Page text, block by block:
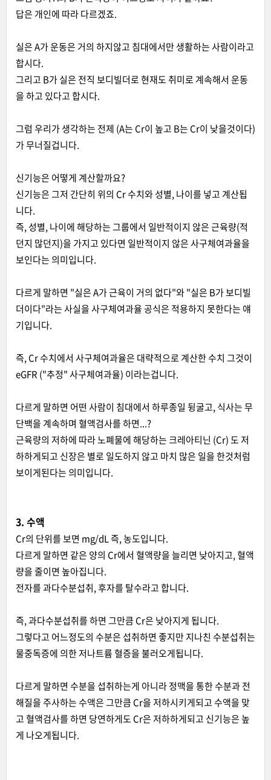
답은 개인에 따라 다르겠죠.
실은 A가 운동은 거의 하지않고 침대에서만 생활하는 사람이라고
합시다.
그리고 B가 실은 전직 보디빌더로 현재도 취미로 계속해서 운동
을 하고 있다고 합시다.
그럼 우리가 생각하는 전제 (A는 Cr이 높고 B는 Cr이 낮을것이다)
가 무너질겁니다.
신기능은 어떻게 계산할까요?
신기능은 그저 간단히 위의 Cr 수치와 성별, 나이를 넣고 계산됩
니다.
즉, 성별, 나이에 해당하는 그룹에서 일반적이지 않은 근육량(적
던지 많던지)을 가지고 있다면 일반적이지 않은 사구체여과율을
보인다는 의미입니다.
다르게 말하면 "실은 A가 근육이 거의 없다"와 "실은 B가 보디빌
더이다"라는 사실을 사구체여과율 공식은 적용하지 못한다는 얘
기입니다.
즉, Cr 수치에서 사구체여과율은 대략적으로 계산한 수치 그것이
eGFR ("추정" 사구체여과율) 이라는겁니다.
다르게 말하면 어떤 사람이 침대에서 하루종일 뒹굴고, 식사는 무
단백을 계속하며 혈액검사를 하면...?
근육량의 저하에 따라 노폐물에 해당하는 크레아티닌 (Cr) 도 저
하하게되고 신장은 별로 일도하지 않고 마치 많은 일을 한것처럼
보이게된다는 의미입니다.
3. 수액
Cr의 단위를 보면 mg/dL 즉, 농도입니다.
다르게 말하면 같은 양의 Cr에서 혈액량을 늘리면 낮아지고, 혈액
량을 줄이면 높아집니다.
전자를 과다수분섭취, 후자를 탈수라고 합니다.
즉, 과다수분섭취를 하면 그만큼 Cr은 낮아지게 됩니다.
그렇다고 어느정도의 수분은 섭취하면 좋지만 지나친 수분섭취는
물중독증에 의한 저나트륨 혈증을 불러오게됩니다.
다르게 말하면 수분을 섭취하는게 아니라 정맥을 통한 수분과 전
해질을 주사하는 수액은 그만큼 Cr을 저하시키게되고 수액을 맞
고 혈액검사를 하면 당연하게도 Cr은 저하하게되고 신기능은 높
게 나오게됩니다.